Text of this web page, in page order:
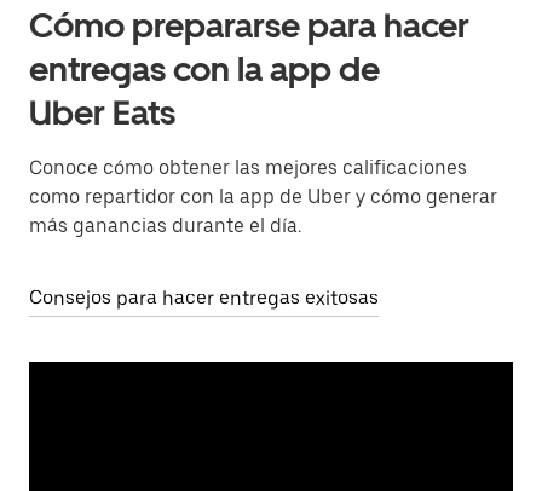
Cómo prepararse para hacer
entregas con la app de
Uber Eats
Conoce cómo obtener las mejores calificaciones
como repartidor con la app de Uber y cómo generar
más ganancias durante el día.
Consejos para hacer entregas exitosas